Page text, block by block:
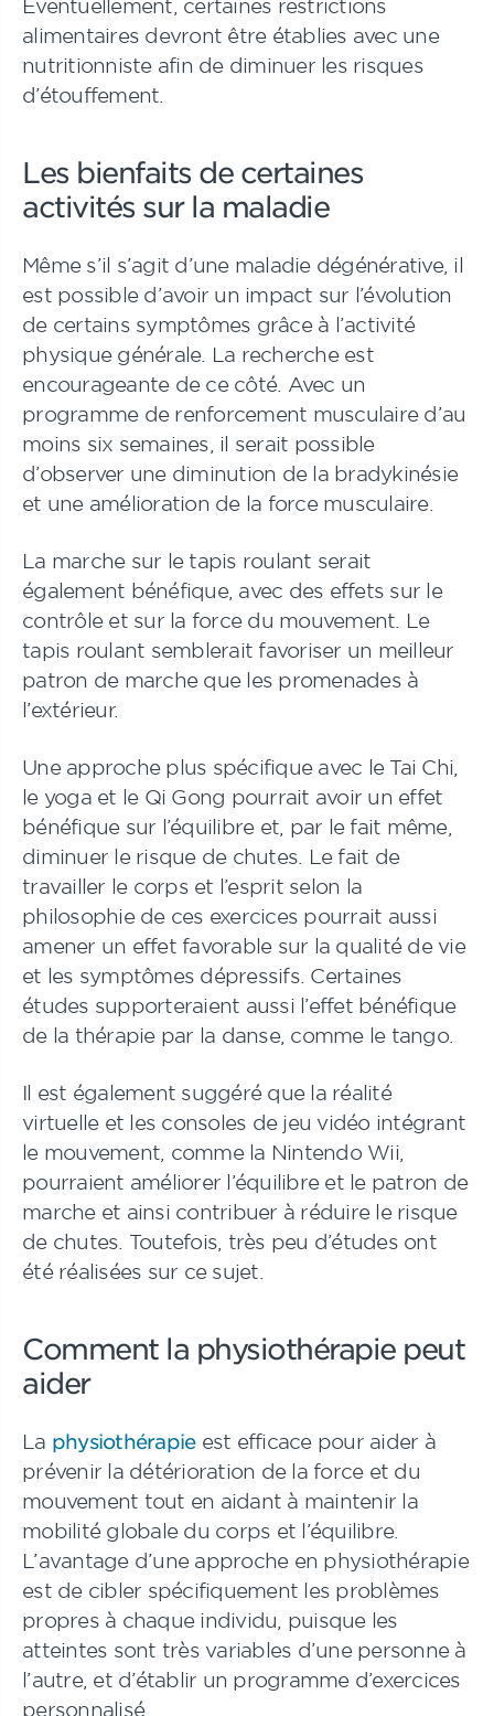
Éventuellement, certaines restrictions
alimentaires devront être établies avec une
nutritionniste afin de diminuer les risques
d’étouffement.
Les bienfaits de certaines
activités sur la maladie
Même s’il s’agit d’une maladie dégénérative, il
est possible d’avoir un impact sur l’évolution
de certains symptômes grâce à l’activité
physique générale. La recherche est
encourageante de ce côté. Avec un
programme de renforcement musculaire d’au
moins six semaines, il serait possible
d’observer une diminution de la bradykinésie
et une amélioration de la force musculaire.
La marche sur le tapis roulant serait
également bénéfique, avec des effets sur le
contrôle et sur la force du mouvement. Le
tapis roulant semblerait favoriser un meilleur
patron de marche que les promenades à
l’extérieur.
Une approche plus spécifique avec le Tai Chi,
le yoga et le Qi Gong pourrait avoir un effet
bénéfique sur l’équilibre et, par le fait même,
diminuer le risque de chutes. Le fait de
travailler le corps et l’esprit selon la
philosophie de ces exercices pourrait aussi
amener un effet favorable sur la qualité de vie
et les symptômes dépressifs. Certaines
études supporteraient aussi l’effet bénéfique
de la thérapie par la danse, comme le tango.
Il est également suggéré que la réalité
virtuelle et les consoles de jeu vidéo intégrant
le mouvement, comme la Nintendo Wii,
pourraient améliorer l’équilibre et le patron de
marche et ainsi contribuer à réduire le risque
de chutes. Toutefois, très peu d’études ont
été réalisées sur ce sujet.
Comment la physiothérapie peut
aider
La physiothérapieest efficace pour aider à
prévenir la détérioration de la force et du
mouvement tout en aidant à maintenir la
mobilité globale du corps et l’équilibre.
L’avantage d’une approche en physiothérapie
est de cibler spécifiquement les problèmes
propres à chaque individu, puisque les
atteintes sont très variables d’une personne à
l’autre, et d’établir un programme d’exercices
personnalisé.